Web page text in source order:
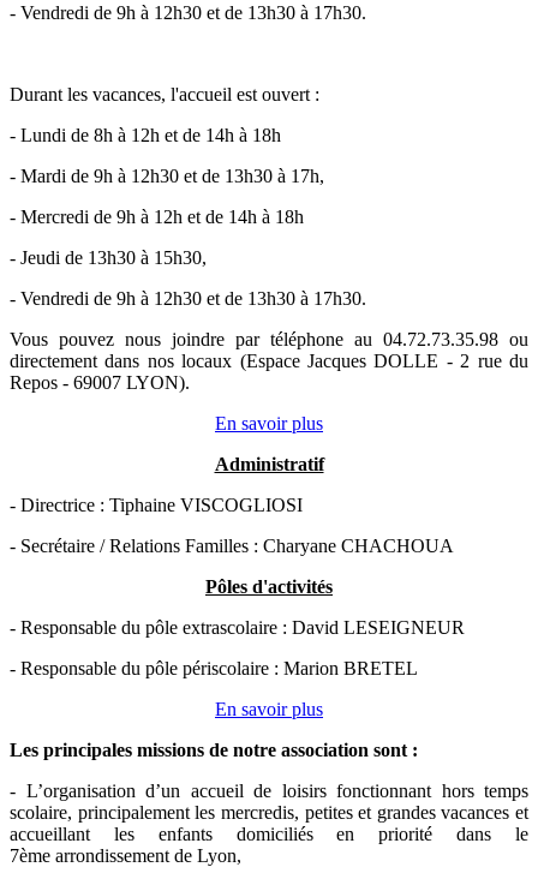
- Vendredi de 9h à 12h30 et de 13h30 à 17h30.
Durant les vacances, l'accueil est ouvert :
- Lundi de 8h à 12h et de 14h à 18h
- Mardi de 9h à 12h30 et de 13h30 à 17h,
- Mercredi de 9h à 12h et de 14h à 18h
- Jeudi de 13h30 à 15h30,
- Vendredi de 9h à 12h30 et de 13h30 à 17h30.
Vous pouvez nous joindre par téléphone au 04.72.73.35.98 ou
directement dans nos locaux (Espace Jacques DOLLE - 2 rue du
Repos - 69007 LYON).
En savoir plus
Administratif
- Directrice : Tiphaine VISCOGLIOSI
- Secrétaire / Relations Familles : Charyane CHACHOUA
Pôles d'activités
- Responsable du pôle extrascolaire : David LESEIGNEUR
- Responsable du pôle périscolaire : Marion BRETEL
En savoir plus
Les principales missions de notre association sont:
- L’organisation d’un accueil de loisirs fonctionnant hors temps
scolaire, principalement les mercredis, petites et grandes vacances et
accueillant les enfants domiciliés en priorité dans le
7ème arrondissement de Lyon,